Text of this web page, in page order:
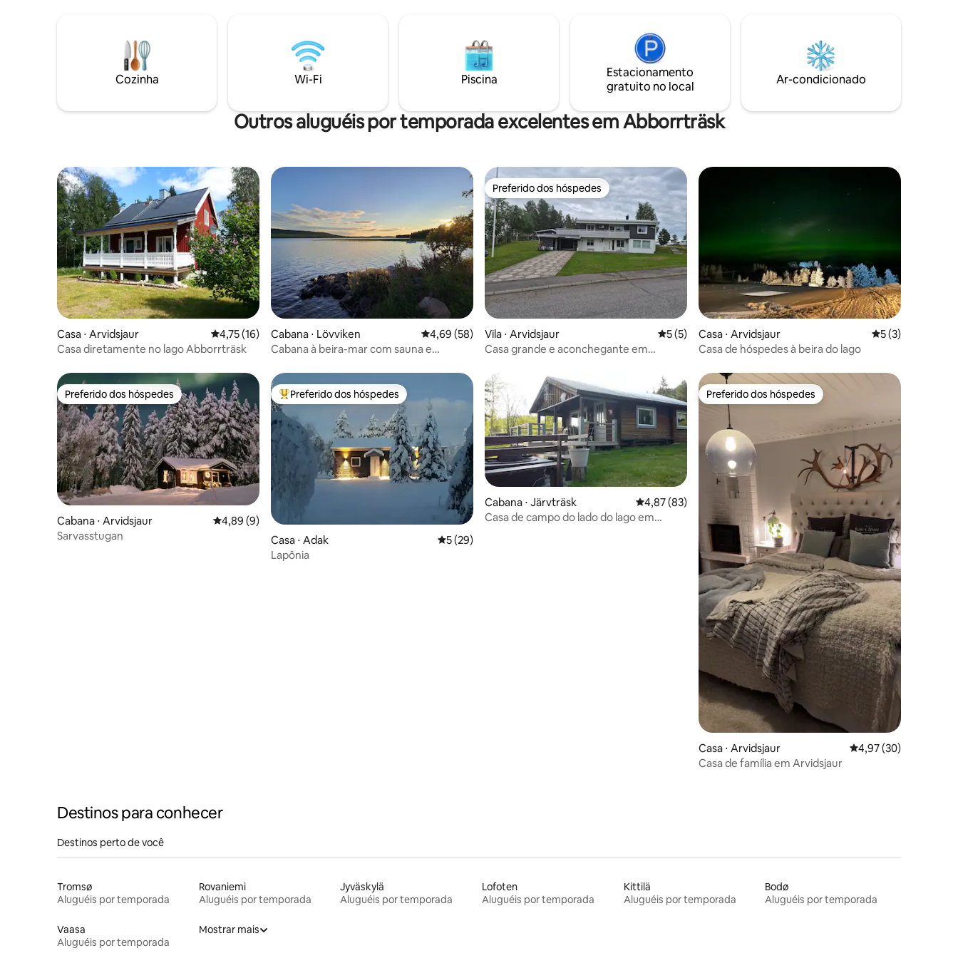
proximidades. Bem-vindo ao nosso chalé
acolhedor e familiar, situado em nossa
propriedade, cercado pela natureza.
grupo de jantar/lounge, pavilhão.
Falamos sueco e inglês
geralmente oferece aurora ou o belo
luar, e, em seguida, geralmente é o lago
que cochila nos entusiastas da pesca. No
gelo da nascente, você terá uma grande
Cozinha Wi-Fi Piscina
Estacionamento
gratuito no local
Ar-condicionado
Outros aluguéis por temporada excelentes em Abborrträsk
Casa ⋅ Arvidsjaur 4,75 de uma avaliação média de 5, 16 avaliações
4,75 (16)
Casa diretamente no lago Abborrträsk
Cabana ⋅ Lövviken 4,69 de uma avaliação média de 5, 58 avaliações
4,69 (58)
Cabana à beira-mar com sauna e
Preferido dos hóspedes
Preferido dos hóspedes
Vila ⋅ Arvidsjaur 5 de uma avaliação média de 5, 5 avaliações
5 (5)
Casa grande e aconchegante em
Casa ⋅ Arvidsjaur 5 de uma
5 (3)
Casa de hóspedes à beira do lago
Preferido dos hóspedes
Preferido dos hóspedes
Cabana ⋅ Arvidsjaur 4,89 de uma avaliação média de 5, 9 avaliações
4,89 (9)
Sarvasstugan
Entre os melhores preferidos dos hóspedes
Preferido dos hóspedes
Casa ⋅ Adak 5 de uma avaliação média de 5, 29 avaliações
5 (29)
Lapônia
Cabana ⋅ Järvträsk 4,87 de uma avaliação média de 5, 83 avaliações
4,87 (83)
Casa de campo do lado do lago em
Preferido dos hóspedes
Preferido dos hóspedes
Casa ⋅ Arvidsjaur 4,97 de uma
4,97 (30)
Casa de família em Arvidsjaur
Destinos para conhecer
Destinos perto de você
Tromsø
Aluguéis por temporada
Rovaniemi
Aluguéis por temporada
Jyväskylä
Aluguéis por temporada
Lofoten
Aluguéis por temporada
Kittilä
Aluguéis por temporada
Bodø
Aluguéis por temporada
Vaasa
Aluguéis por temporada
Mostrar mais